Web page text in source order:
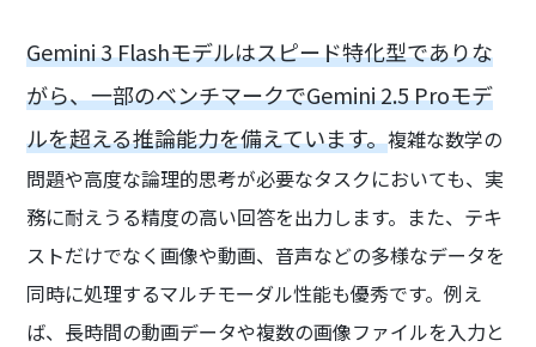
Gemini 3 Flashモデルはスピード特化型でありな
がら、一部のベンチマークでGemini 2.5 Proモデ
ルを超える推論能力を備えています。複雑な数学の
問題や高度な論理的思考が必要なタスクにおいても、実
務に耐えうる精度の高い回答を出力します。また、テキ
ストだけでなく画像や動画、音声などの多様なデータを
同時に処理するマルチモーダル性能も優秀です。例え
ば、長時間の動画データや複数の画像ファイルを入力と